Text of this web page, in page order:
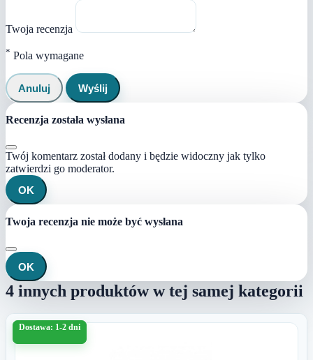
Twoja recenzja
* Pola wymagane
Anuluj Wyślij
Recenzja została wysłana
Twój komentarz został dodany i będzie widoczny jak tylko
zatwierdzi go moderator.
OK
Twoja recenzja nie może być wysłana
OK
4 innych produktów w tej samej kategorii
Dostawa: 1-2 dni